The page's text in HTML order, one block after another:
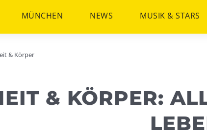
MÜNCHEN NEWS MUSIK & STARS
& Körper
& KÖRPER: